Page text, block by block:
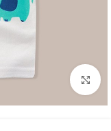
Click to enlarge